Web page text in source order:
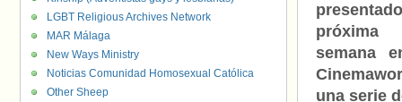
próxima
semana
una serie
LGBT Religious Archives Network
MAR Málaga
New Ways Ministry
Noticias Comunidad Homosexual Católica
Other Sheep